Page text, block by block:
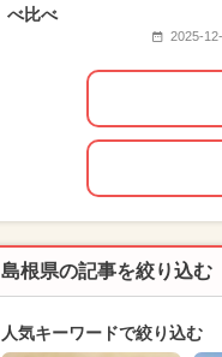
べ比べ
2025-
島根県の記事を絞り込む
人気キーワードで絞り込む